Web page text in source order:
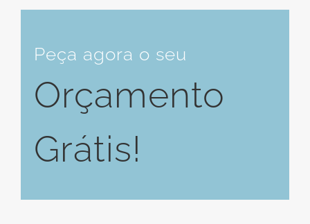
Peça agora o seu
Orçamento
Grátis!